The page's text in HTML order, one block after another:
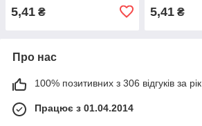
5,41 ₴ 5,41₴
Про нас
100% позитивних з 306 відгуків за рік
Працює з 01.04.2014